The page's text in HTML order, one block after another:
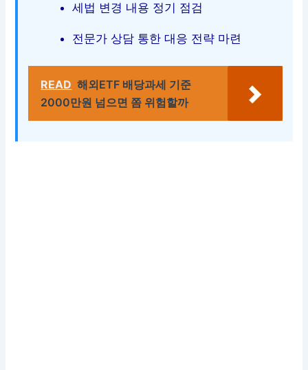
세법 변경 내용 정기 점검
전문가 상담 통한 대응 전략 마련
READ 해외ETF 배당과세 기준
2000만원 넘으면 쫌 위험할까